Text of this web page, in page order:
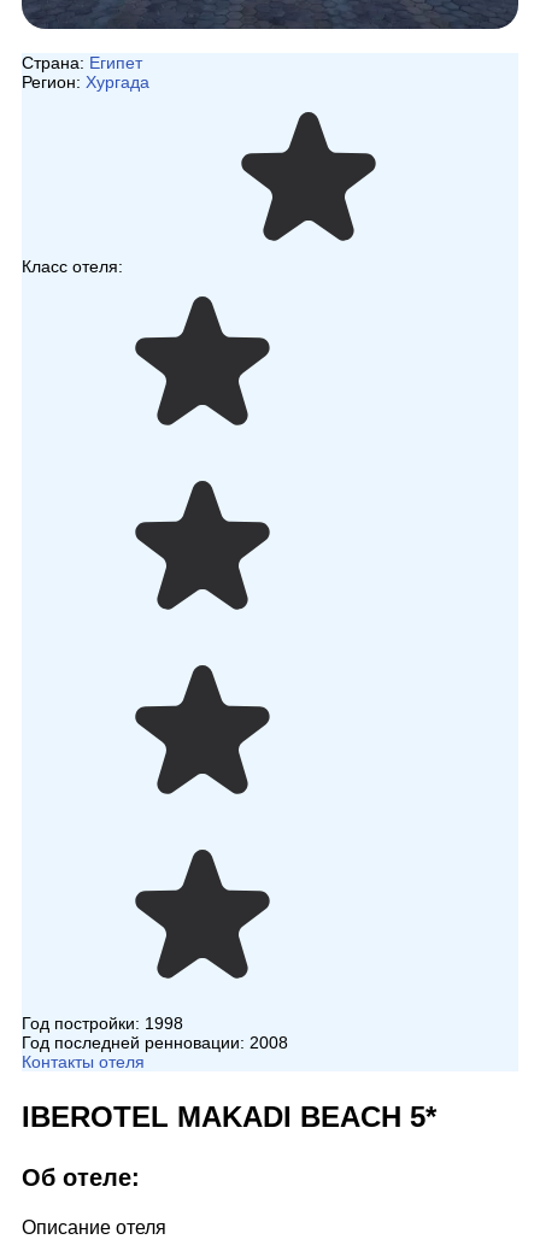
Страна: Египет
Регион: Хургада
Класс отеля:
Год постройки: 1998
Год последней ренновации: 2008
Контакты отеля
IBEROTEL MAKADI BEACH 5*
Об отеле:
Описание отеля